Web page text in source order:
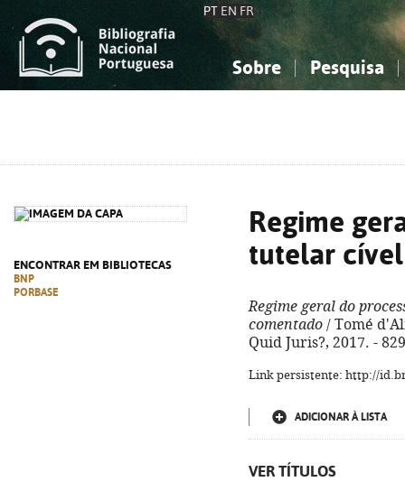
PT EN FR
Sobre Pesquisa
ENCONTRAR EM BIBLIOTECAS
BNP
PORBASE
Regime
tutelar cível
Regime geral do
comentado / Tomé
Quid Juris?, 2017. -
Link persistente: http://
ADICIONAR À LISTA
VER TÍTULOS